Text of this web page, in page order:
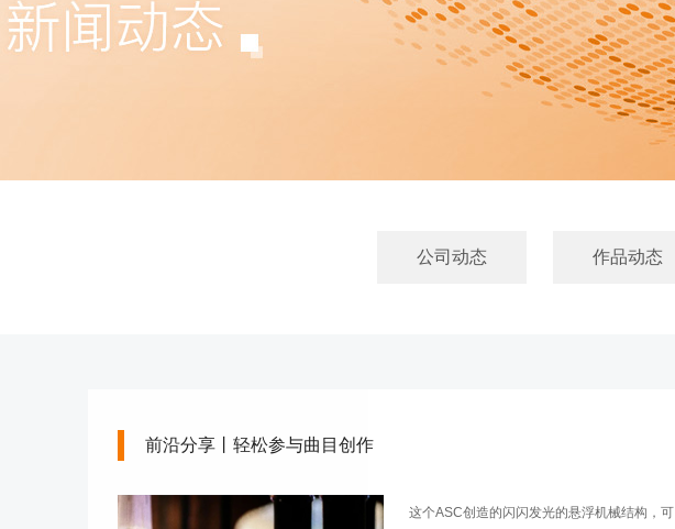
公司动态 作品动态
前沿分享丨轻松参与曲目创作
这个ASC创造的闪闪发光的悬浮机械结构，可